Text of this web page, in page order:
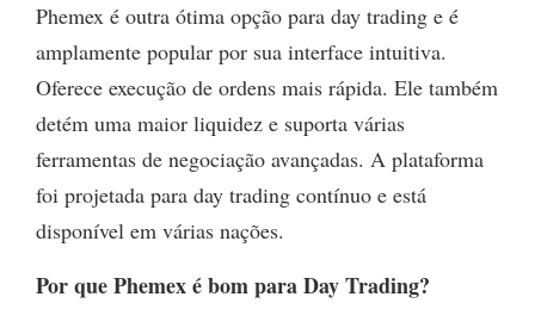
Phemex é outra ótima opção para day trading e é
amplamente popular por sua interface intuitiva.
Oferece execução de ordens mais rápida. Ele também
detém uma maior liquidez e suporta várias
ferramentas de negociação avançadas. A plataforma
foi projetada para day trading contínuo e está
disponível em várias nações.
Por que Phemex é bom para Day Trading?